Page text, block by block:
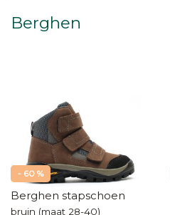
Berghen
- 60 %
Berghen stapschoen
bruin (maat 28-40)